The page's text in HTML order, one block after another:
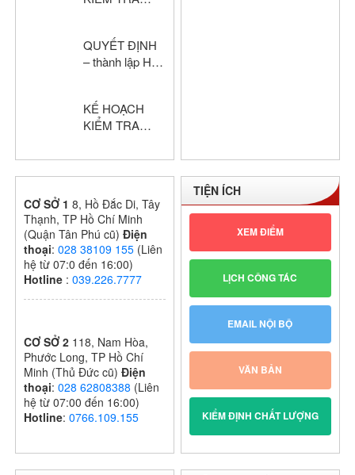
NĂM HỌC:
2024 – 2025
QUYẾT ĐỊNH
– thành lập Hội
giỏi cấp trường
KẾ HOẠCH
KIỂM TRA
I – KHỐI THPT
NĂM HỌC:
CƠ SỞ 18, Hồ Đắc Di, Tây
Thạnh, TP Hồ Chí Minh
(Quận Tân Phú cũ) Điện
thoại:028 38109 155 (Liên
hệ từ 07:0 đến 16:00)
Hotline :039.226.7777
CƠ SỞ 2 118, Nam Hòa,
Phước Long, TP Hồ Chí
Minh (Thủ Đức cũ) Điện
thoại:028 62808388 (Liên
hệ từ 07:00 đến 16:00)
Hotline:0766.109.155
TIỆN ÍCH
XEM ĐIỂM
LỊCH CÔNG TÁC
EMAIL NỘI BỘ
VĂN BẢN
KIỂM ĐỊNH CHẤT LƯỢNG